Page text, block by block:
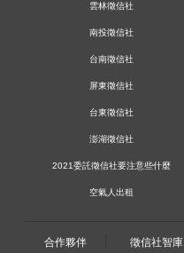
雲林徵信社
南投徵信社
台南徵信社
屏東徵信社
台東徵信社
澎湖徵信社
2021委託徵信社要注意些什麼
空氣人出租
合作夥伴 徵信社智庫